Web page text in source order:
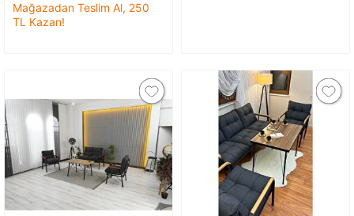
Mağazadan Teslim Al, 250
TL Kazan!